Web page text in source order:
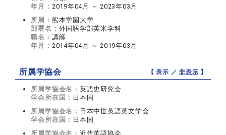
年月： 2019年04月 ～ 2023年03月
所属： 熊本学園大学
部署名： 外国語学部英米学科
職名： 講師
年月： 2014年04月 ～ 2019年03月
所属学協会 【 表示 ／非表示 】
所属学協会名： 英語史研究会
学会所在国： 日本国
所属学協会名： 日本中世英語英文学会
学会所在国： 日本国
所属学協会名： 近代英語協会